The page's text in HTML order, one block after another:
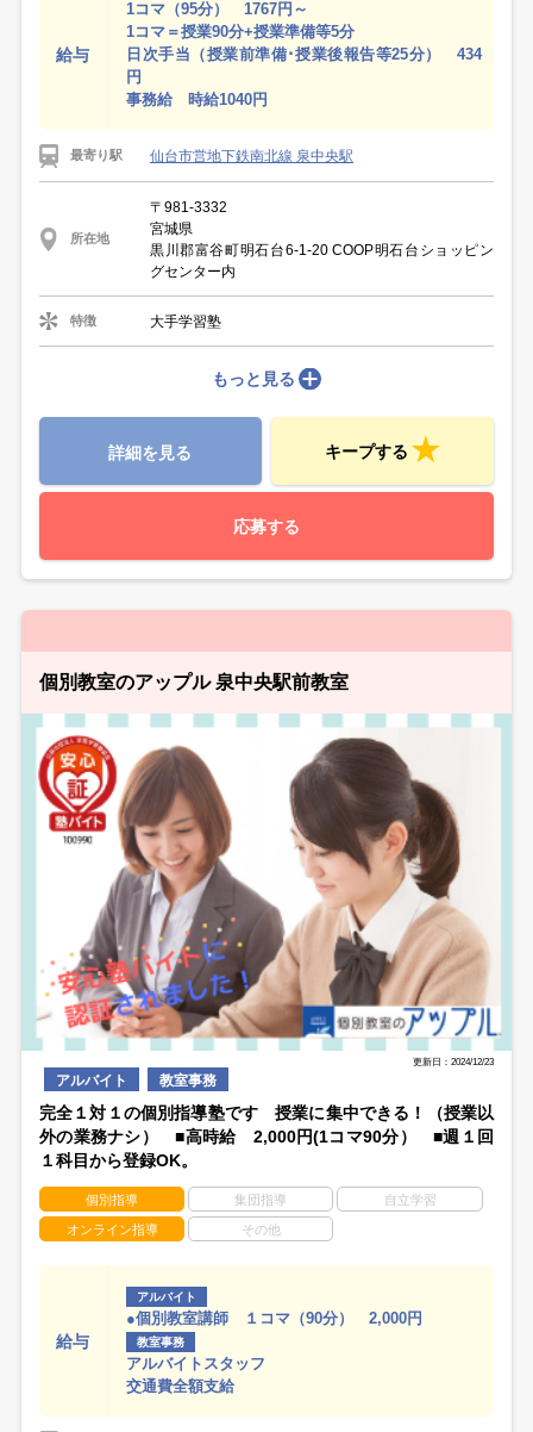
給与
1コマ（95分） 1767円～
1コマ＝授業90分+授業準備等5分
日次手当（授業前準備･授業後報告等25分） 434
円
事務給 時給1040円
最寄り駅 仙台市営地下鉄南北線 泉中央駅
所在地
〒981-3332
宮城県
黒川郡富谷町明石台6-1-20 COOP明石台ショッピン
グセンター内
特徴 大手学習塾
もっと見る
詳細を見る キープする
応募する
個別教室のアップル 泉中央駅前教室
更新日：2024/12/23
アルバイト 教室事務
完全１対１の個別指導塾です 授業に集中できる！（授業以
外の業務ナシ） ■高時給 2,000円(1コマ90分） ■週１回
１科目から登録OK。
個別指導 集団指導 自立学習
オンライン指導 その他
給与
アルバイト
●個別教室講師 １コマ（90分） 2,000円
教室事務
アルバイトスタッフ
交通費全額支給